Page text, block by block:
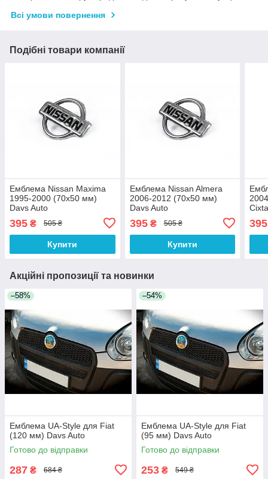
Всі умови повернення
Подібні товари компанії
Емблема Nissan Maxima
1995-2000 (70х50 мм)
Davs Auto
395 ₴ 505 ₴
Купити
Емблема Nissan Almera
2006-2012 (70х50 мм)
Davs Auto
395₴ 505 ₴
Купити
395
Акційні пропозиції та новинки
–58%
Емблема UA-Style для Fiat
(120 мм) Davs Auto
Готово до відправки
287 ₴ 684 ₴
–54%
Емблема UA-Style для Fiat
(95 мм) Davs Auto
Готово до відправки
253 ₴ 549 ₴